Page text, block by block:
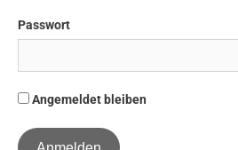
Passwort
Angemeldet bleiben